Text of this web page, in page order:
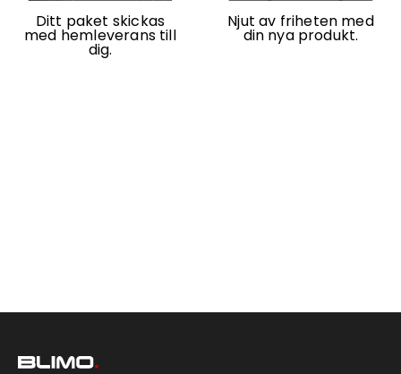
Ditt paket skickas
med hemleverans till
dig.
Njut av friheten med
din nya produkt.